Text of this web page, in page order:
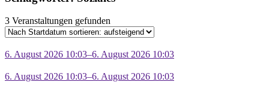
3 Veranstaltungen gefunden
6. August 2026 10:03–6. August 2026 10:03
6. August 2026 10:03–6. August 2026 10:03